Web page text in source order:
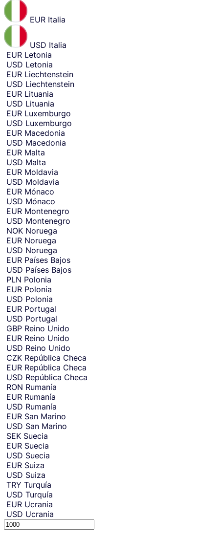
EUR Italia
USD Italia
EUR Letonia
USD Letonia
EUR Liechtenstein
USD Liechtenstein
EUR Lituania
USD Lituania
EUR Luxemburgo
USD Luxemburgo
EUR Macedonia
USD Macedonia
EUR Malta
USD Malta
EUR Moldavia
USD Moldavia
EUR Mónaco
USD Mónaco
EUR Montenegro
USD Montenegro
NOK Noruega
EUR Noruega
USD Noruega
EUR Países Bajos
USD Países Bajos
PLN Polonia
EUR Polonia
USD Polonia
EUR Portugal
USD Portugal
GBP Reino Unido
EUR Reino Unido
USD Reino Unido
CZK República Checa
EUR República Checa
USD República Checa
RON Rumanía
EUR Rumanía
USD Rumanía
EUR San Marino
USD San Marino
SEK Suecia
EUR Suecia
USD Suecia
EUR Suiza
USD Suiza
TRY Turquía
USD Turquía
EUR Ucrania
USD Ucrania